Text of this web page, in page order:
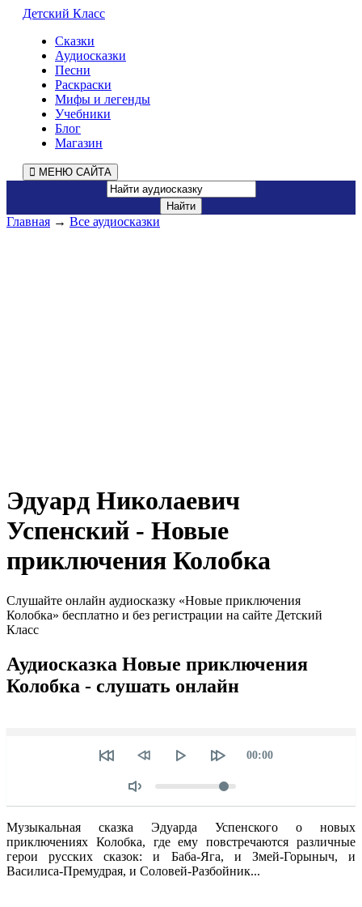
Детский Класс
Сказки
Аудиосказки
Песни
Раскраски
Мифы и легенды
Учебники
Блог
Магазин
МЕНЮ САЙТА
Главная → Все аудиосказки
Эдуард Николаевич
Успенский - Новые
приключения Колобка
Слушайте онлайн аудиосказку «Новые приключения
Колобка» бесплатно и без регистрации на сайте Детский
Класс
Аудиосказка Новые приключения
Колобка - слушать онлайн
Текущее
00:00
Музыкальная сказка Эдуарда Успенского о новых
приключениях Колобка, где ему повстречаются различные
герои русских сказок: и Баба-Яга, и Змей-Горыныч, и
Василиса-Премудрая, и Соловей-Разбойник...